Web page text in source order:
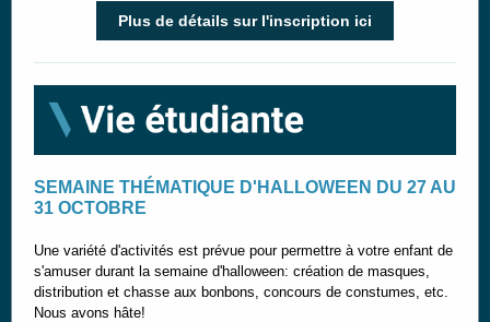
Plus de détails sur l'inscription ici
SEMAINE THÉMATIQUE D'HALLOWEEN DU 27 AU
31 OCTOBRE
Une variété d'activités est prévue pour permettre à votre enfant de
s'amuser durant la semaine d'halloween: création de masques,
distribution et chasse aux bonbons, concours de constumes, etc.
Nous avons hâte!